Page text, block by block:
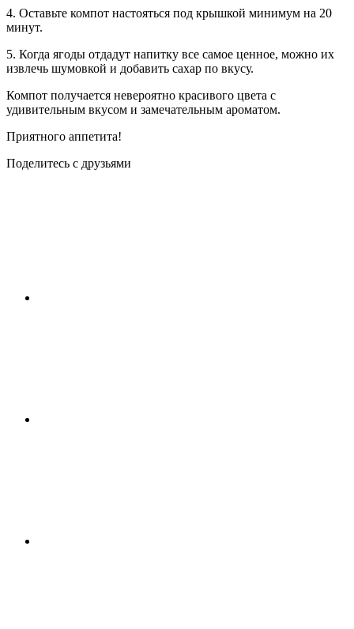
4. Оставьте компот настояться под крышкой минимум на 20
минут.
5. Когда ягоды отдадут напитку все самое ценное, можно их
извлечь шумовкой и добавить сахар по вкусу.
Компот получается невероятно красивого цвета с
удивительным вкусом и замечательным ароматом.
Приятного аппетита!
Поделитесь с друзьями